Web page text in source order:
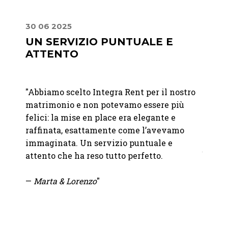
30 06 2025
UN SERVIZIO PUNTUALE E
ATTENTO
"Abbiamo scelto Integra Rent per il nostro
matrimonio e non potevamo essere più
felici: la mise en place era elegante e
raffinata, esattamente come l’avevamo
immaginata. Un servizio puntuale e
attento che ha reso tutto perfetto.
— Marta & Lorenzo"